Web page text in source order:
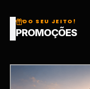
DO SEU JEITO!
PROMOÇÕES